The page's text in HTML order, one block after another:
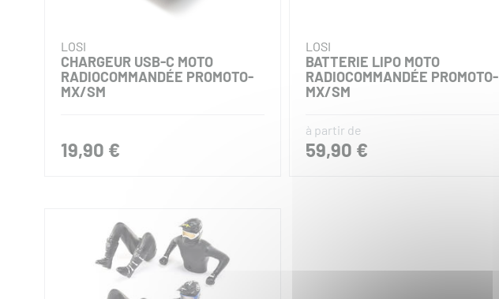
LOSI
CHARGEUR USB-C MOTO
RADIOCOMMANDÉE PROMOTO-
MX/SM
19,90 €
LOSI
BATTERIE LIPO MOTO
RADIOCOMMANDÉE PROMOTO-
MX/SM
à partir de
59,90 €